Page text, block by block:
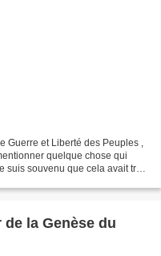
Guerre et Liberté des Peuples ,
quelque chose qui
suis souvenu que cela avait trait
la Genèse du